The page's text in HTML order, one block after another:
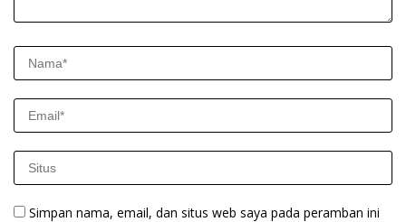
Simpan nama, email, dan situs web saya pada peramban ini